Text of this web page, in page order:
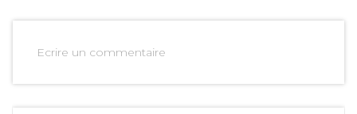
Ecrire un commentaire